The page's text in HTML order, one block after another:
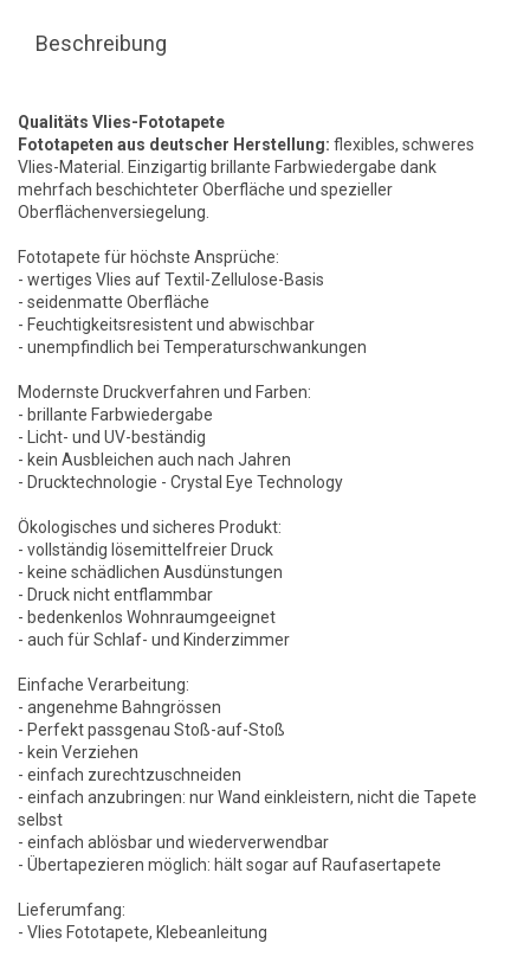
Beschreibung
Qualitäts Vlies-Fototapete
Fototapeten aus deutscher Herstellung: flexibles, schweres
Vlies-Material. Einzigartig brillante Farbwiedergabe dank
mehrfach beschichteter Oberfläche und spezieller
Oberflächenversiegelung.
Fototapete für höchste Ansprüche:
- wertiges Vlies auf Textil-Zellulose-Basis
- seidenmatte Oberfläche
- Feuchtigkeitsresistent und abwischbar
- unempfindlich bei Temperaturschwankungen
Modernste Druckverfahren und Farben:
- brillante Farbwiedergabe
- Licht- und UV-beständig
- kein Ausbleichen auch nach Jahren
- Drucktechnologie - Crystal Eye Technology
Ökologisches und sicheres Produkt:
- vollständig lösemittelfreier Druck
- keine schädlichen Ausdünstungen
- Druck nicht entflammbar
- bedenkenlos Wohnraumgeeignet
- auch für Schlaf- und Kinderzimmer
Einfache Verarbeitung:
- angenehme Bahngrössen
- Perfekt passgenau Stoß-auf-Stoß
- kein Verziehen
- einfach zurechtzuschneiden
- einfach anzubringen: nur Wand einkleistern, nicht die Tapete
selbst
- einfach ablösbar und wiederverwendbar
- Übertapezieren möglich: hält sogar auf Raufasertapete
Lieferumfang:
- Vlies Fototapete, Klebeanleitung